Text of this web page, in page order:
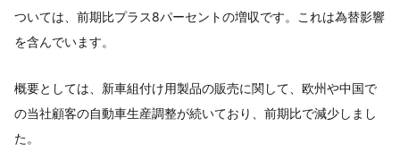
ついては、前期比プラス8パーセントの増収です。これは為替影響
を含んでいます。
概要としては、新車組付け用製品の販売に関して、欧州や中国で
の当社顧客の自動車生産調整が続いており、前期比で減少しまし
た。